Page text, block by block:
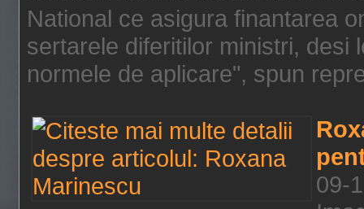
National ce asigura finantarea
sertarele diferitilor ministri, desi
normele de aplicare", spun
09-